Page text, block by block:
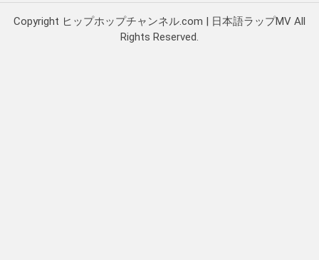
Copyright ヒップホップチャンネル.com | 日本語ラップMV All
Rights Reserved.